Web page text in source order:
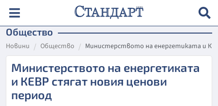
Общество
Новини Общество Министерството на енергетиката и
Министерството на енергетиката
и КЕВР стягат новия ценови
период